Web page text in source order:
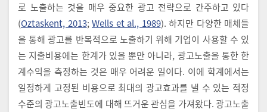
로 노출하는 것을 매우 중요한 광고 전략으로 간주하고 있다
(Oztaskent, 2013; Wells et al., 1989). 하지만 다양한 매체들
을 통해 광고를 반복적으로 노출하기 위해 기업이 사용할 수 있
는 지출비용에는 한계가 있을 뿐만 아니라, 광고노출을 통한 한
계수익을 측정하는 것은 매우 어려운 일이다. 이에 학계에서는
일정하게 고정된 비용으로 최대의 광고효과를 낼 수 있는 적정
수준의 광고노출빈도에 대해 뜨거운 관심을 가져왔다. 광고노출